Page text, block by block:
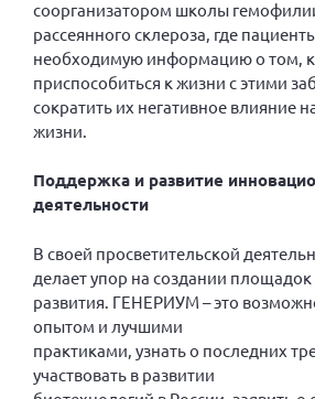
Первый съезд
Второй съезд
Третий съезд
Четвертый съезд
Пятый съезд
Шестой съезд
ОФ «Фонд содействия
склерозом»
Письма и официальные ответы
Нормативно-правовые
соорганизатором школы
рассеянного склероза, где
необходимую информацию о том,
приспособиться к жизни с этими
сократить их негативное влияние
жизни.
Поддержка и развитие
деятельности
В своей просветительской
делает упор на создании площадок
развития. ГЕНЕРИУМ – это
опытом и лучшими
практиками, узнать о последних
участвовать в развитии